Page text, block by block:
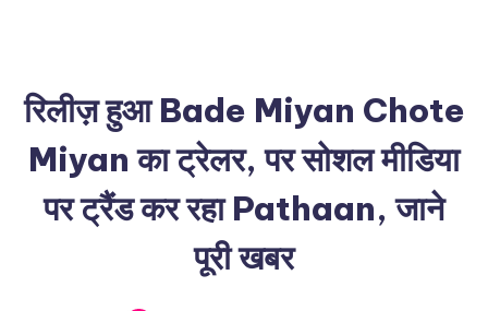
रिलीज़ हुआ Bade Miyan Chote
Miyan का ट्रेलर, पर सोशल मीडिया
पर ट्रैंड कर रहा Pathaan, जाने
पूरी खबर